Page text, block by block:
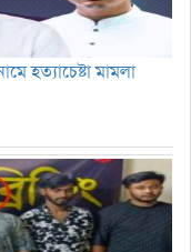
হত্যাচেষ্টা মামলা